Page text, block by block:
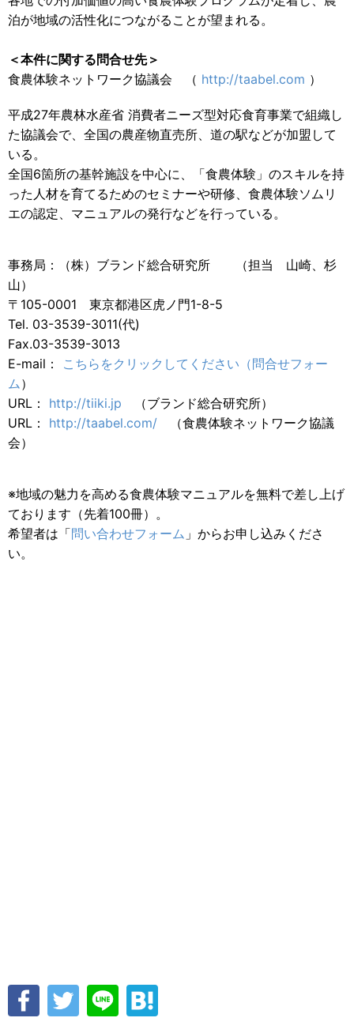
泊が地域の活性化につながることが望まれる。
＜本件に関する問合せ先＞
食農体験ネットワーク協議会 （ http://taabel.com ）
平成27年農林水産省 消費者ニーズ型対応食育事業で組織し
た協議会で、全国の農産物直売所、道の駅などが加盟して
いる。
全国6箇所の基幹施設を中心に、「食農体験」のスキルを持
った人材を育てるためのセミナーや研修、食農体験ソムリ
エの認定、マニュアルの発行などを行っている。
事務局：（株）ブランド総合研究所 （担当 山崎、杉
山）
〒105-0001 東京都港区虎ノ門1-8-5
Tel. 03-3539-3011(代)
Fax.03-3539-3013
E-mail： こちらをクリックしてください（問合せフォー
ム）
URL： http://tiiki.jp （ブランド総合研究所）
URL： http://taabel.com/ （食農体験ネットワーク協議
会）
※地域の魅力を高める食農体験マニュアルを無料で差し上げ
ております（先着100冊）。
希望者は「問い合わせフォーム 」からお申し込みくださ
い。